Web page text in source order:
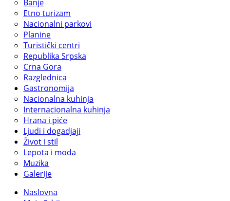
Banje
Etno turizam
Nacionalni parkovi
Planine
Turistički centri
Republika Srpska
Crna Gora
Razglednica
Gastronomija
Nacionalna kuhinja
Internacionalna kuhinja
Hrana i piće
Ljudi i dogadjaji
Život i stil
Lepota i moda
Muzika
Galerije
Naslovna